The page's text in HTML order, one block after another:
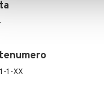
1-XX